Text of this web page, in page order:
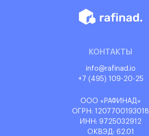
КОНТАКТЫ
info@rafinad.io
+7 (495) 109-20-25
ООО «РАФИНАД»
ОГРН: 1‌207700193018
ИНН: 9‌725032912
ОКВЭД: 6‌2.01